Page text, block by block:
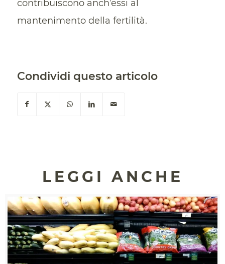
contribuiscono anch’essi al
mantenimento della fertilità.
Condividi questo articolo
LEGGI ANCHE